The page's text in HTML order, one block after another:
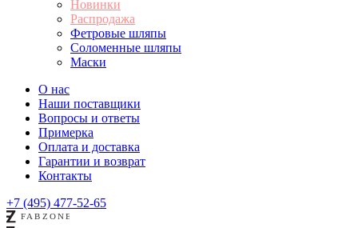
Новинки
Распродажа
Фетровые шляпы
Соломенные шляпы
Маски
О нас
Наши поставщики
Вопросы и ответы
Примерка
Оплата и доставка
Гарантии и возврат
Контакты
+7 (495) 477-52-65